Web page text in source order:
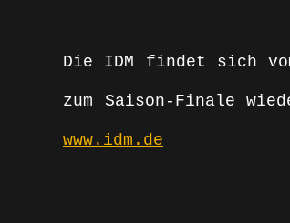
Die IDM findet sich
www.idm.de